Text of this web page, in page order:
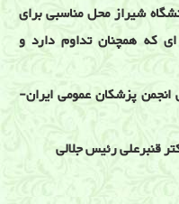
شیراز محل مناسبی برای
که همچنان تداوم دارد و
انجمن پزشکان عمومی ایران-
قنبرعلی رئیس جلالی